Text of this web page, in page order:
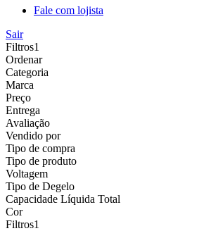
Fale com lojista
Sair
Filtros1
Ordenar
Categoria
Marca
Preço
Entrega
Avaliação
Vendido por
Tipo de compra
Tipo de produto
Voltagem
Tipo de Degelo
Capacidade Líquida Total
Cor
Filtros1